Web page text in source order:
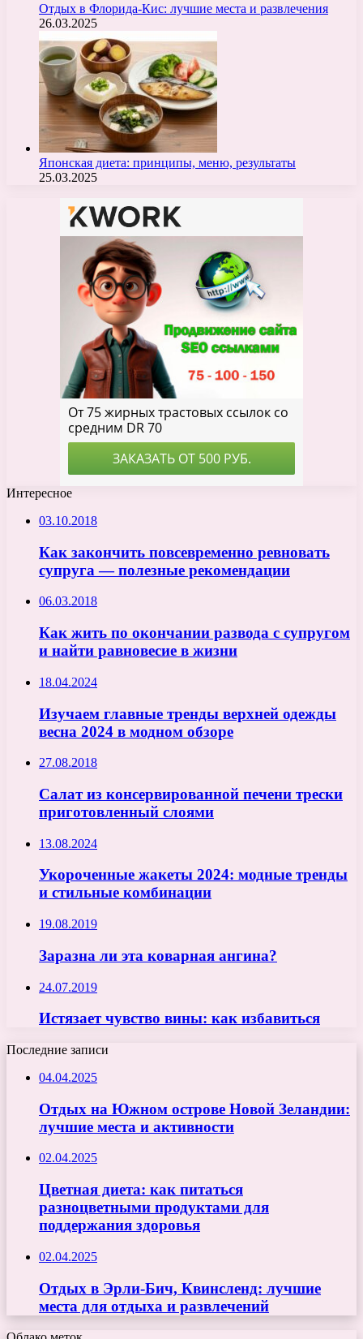
Отдых в Флорида-Кис: лучшие места и развлечения
26.03.2025
Японская диета: принципы, меню, результаты
25.03.2025
Интересное
03.10.2018
Как закончить повсевременно ревновать
супруга — полезные рекомендации
06.03.2018
Как жить по окончании развода с супругом
и найти равновесие в жизни
18.04.2024
Изучаем главные тренды верхней одежды
весна 2024 в модном обзоре
27.08.2018
Салат из консервированной печени трески
приготовленный слоями
13.08.2024
Укороченные жакеты 2024: модные тренды
и стильные комбинации
19.08.2019
Заразна ли эта коварная ангина?
24.07.2019
Истязает чувство вины: как избавиться
Последние записи
04.04.2025
Отдых на Южном острове Новой Зеландии:
лучшие места и активности
02.04.2025
Цветная диета: как питаться
разноцветными продуктами для
поддержания здоровья
02.04.2025
Отдых в Эрли-Бич, Квинсленд: лучшие
места для отдыха и развлечений